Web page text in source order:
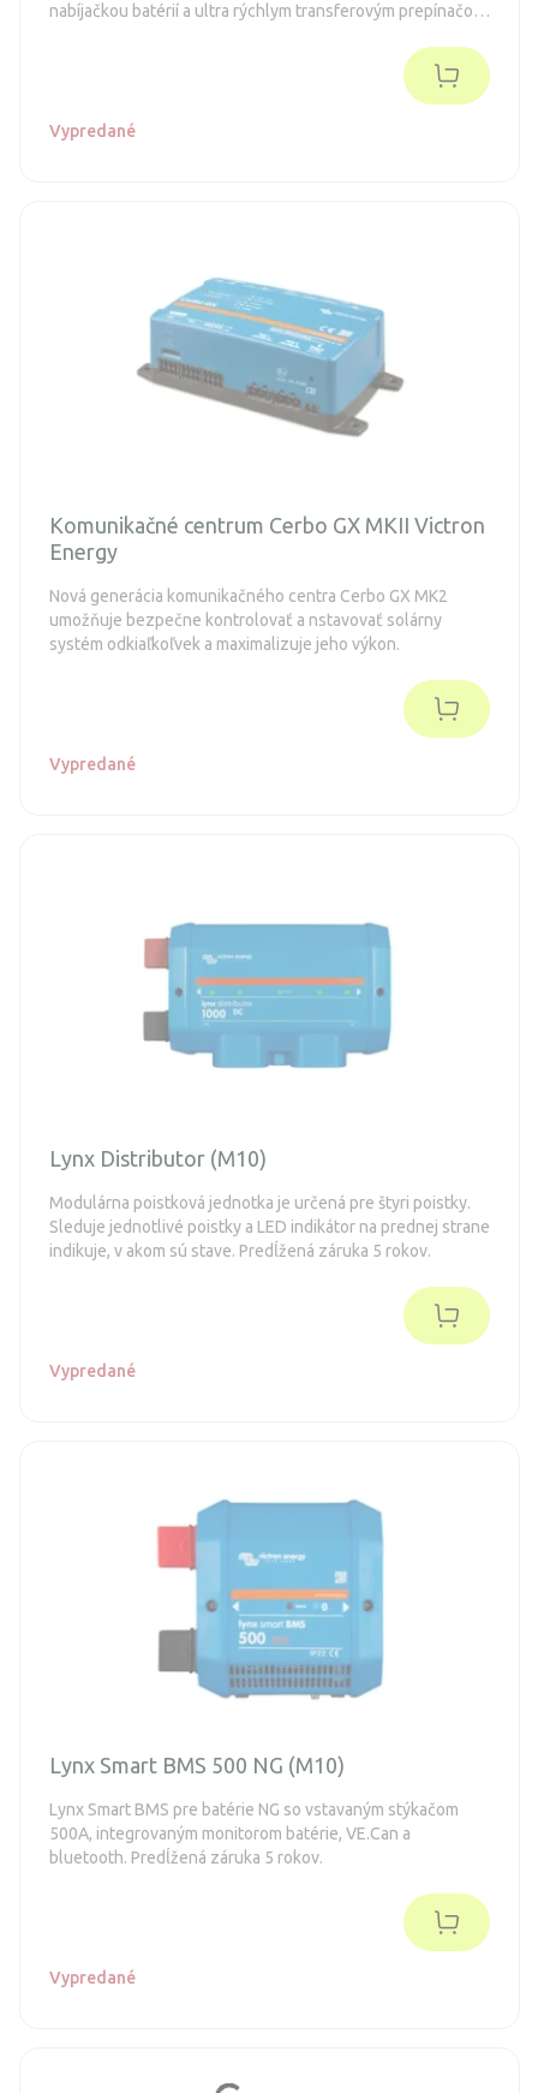
nabíjačkou batérií a ultra rýchlym transferovým prepínačom
Vypredané
Komunikačné centrum Cerbo GX MKII Victron
Energy
Nová generácia komunikačného centra Cerbo GX MK2
umožňuje bezpečne kontrolovať a nstavovať solárny
systém odkiaľkoľvek a maximalizuje jeho výkon.
Vypredané
Lynx Distributor (M10)
Modulárna poistková jednotka je určená pre štyri poistky.
Sleduje jednotlivé poistky a LED indikátor na prednej strane
indikuje, v akom sú stave. Predĺžená záruka 5 rokov.
Vypredané
Lynx Smart BMS 500 NG (M10)
Lynx Smart BMS pre batérie NG so vstavaným stýkačom
500A, integrovaným monitorom batérie, VE.Can a
bluetooth. Predĺžená záruka 5 rokov.
Vypredané